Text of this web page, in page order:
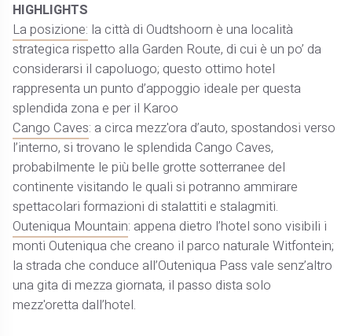
HIGHLIGHTS
La posizione: la città di Oudtshoorn è una località
strategica rispetto alla Garden Route, di cui è un po’ da
considerarsi il capoluogo; questo ottimo hotel
rappresenta un punto d’appoggio ideale per questa
splendida zona e per il Karoo
Cango Caves: a circa mezz'ora d’auto, spostandosi verso
l’interno, si trovano le splendida Cango Caves,
probabilmente le più belle grotte sotterranee del
continente visitando le quali si potranno ammirare
spettacolari formazioni di stalattiti e stalagmiti.
Outeniqua Mountain: appena dietro l’hotel sono visibili i
monti Outeniqua che creano il parco naturale Witfontein;
la strada che conduce all’Outeniqua Pass vale senz’altro
una gita di mezza giornata, il passo dista solo
mezz'oretta dall’hotel.